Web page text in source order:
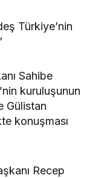
Türkiye’nin
Sahibe
kuruluşunun
Gülistan
konuşması
Recep